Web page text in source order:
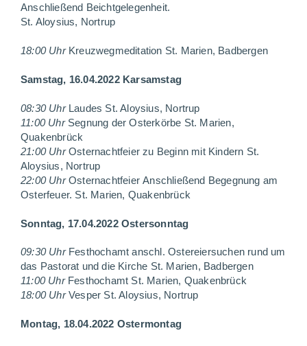
Anschließend Beichtgelegenheit.
St. Aloysius, Nortrup
18:00 Uhr Kreuzwegmeditation St. Marien, Badbergen
Samstag, 16.04.2022 Karsamstag
08:30 Uhr Laudes St. Aloysius, Nortrup
11:00 Uhr Segnung der Osterkörbe St. Marien,
Quakenbrück
21:00 Uhr Osternachtfeierzu Beginn mit Kindern St.
Aloysius, Nortrup
22:00 Uhr OsternachtfeierAnschließend Begegnung am
Osterfeuer. St. Marien, Quakenbrück
Sonntag, 17.04.2022 Ostersonntag
09:30 Uhr Festhochamt anschl. Ostereiersuchen rund um
das Pastorat und die Kirche St. Marien, Badbergen
11:00 Uhr Festhochamt St. Marien, Quakenbrück
18:00 Uhr Vesper St. Aloysius, Nortrup
Montag, 18.04.2022 Ostermontag